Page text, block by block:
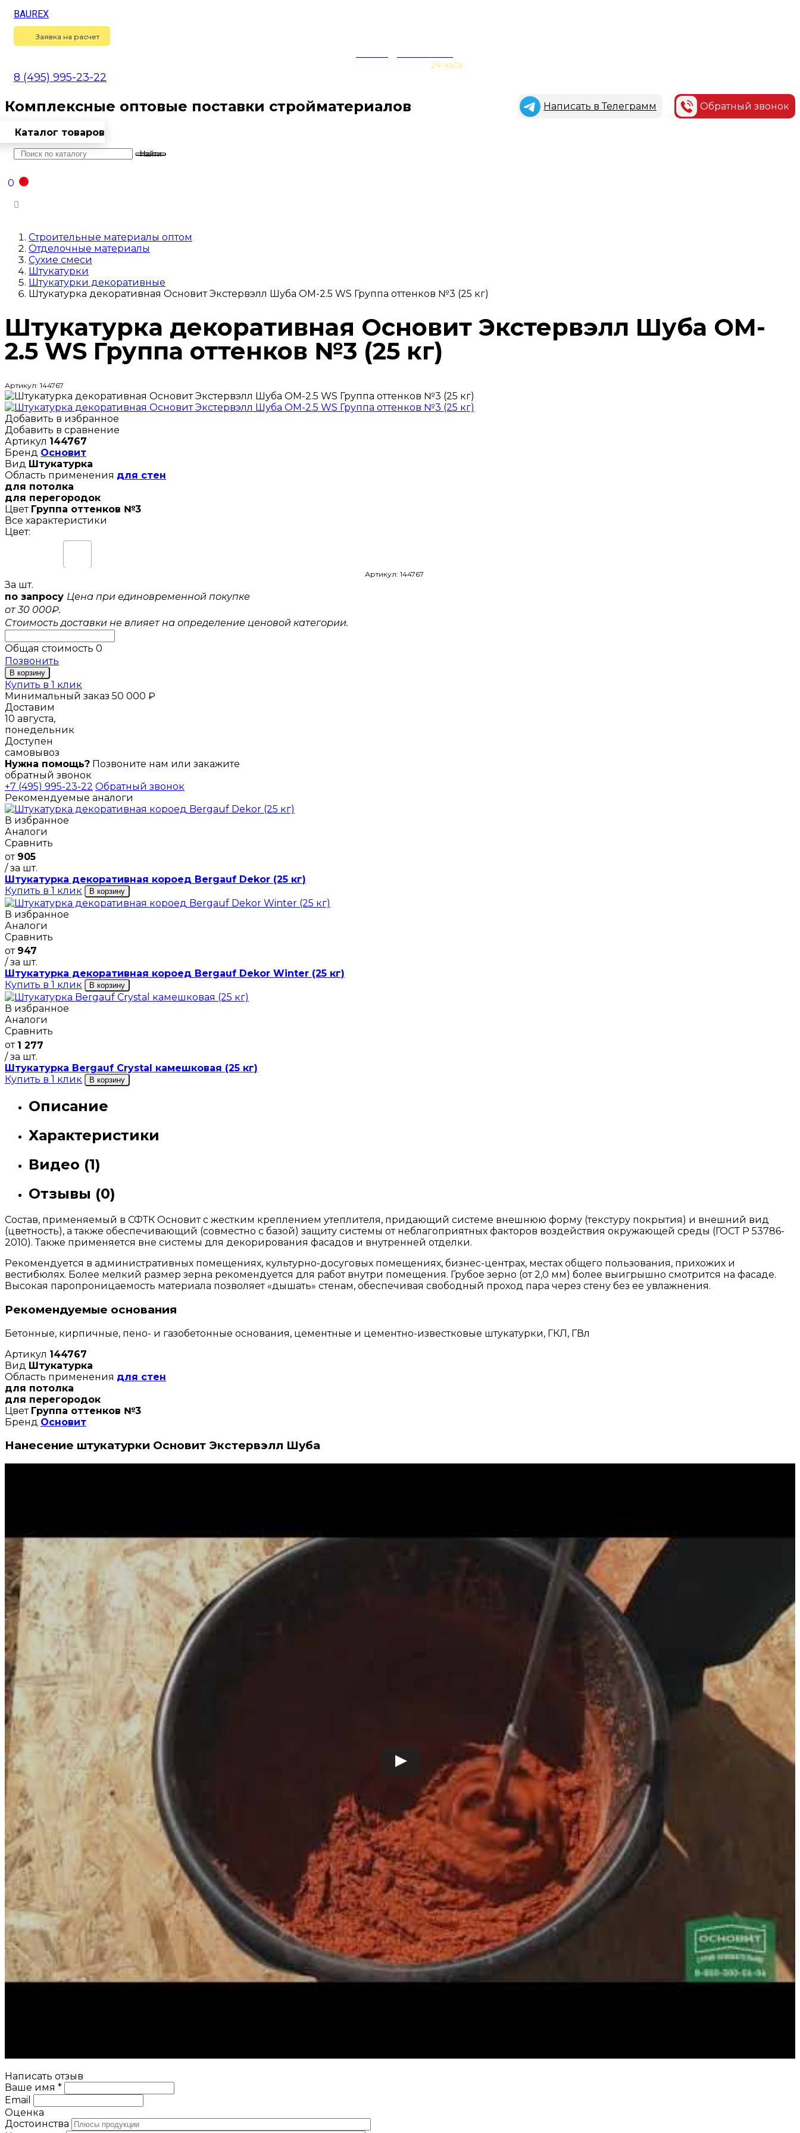
BAUREX
Заявка на расчет
24 часа
8 (495) 995-23-22
Комплексные оптовые поставки стройматериалов Написать в Телеграмм Обратный звонок
Каталог товаров
Найти
0
0
Строительные материалы оптом
Отделочные материалы
Сухие смеси
Штукатурки
Штукатурки декоративные
Штукатурка декоративная Основит Экстервэлл Шуба OM-2.5 WS Группа оттенков №3 (25 кг)
Штукатурка декоративная Основит Экстервэлл Шуба OM-
2.5 WS Группа оттенков №3 (25 кг)
Артикул: 144767
Добавить в избранное
Добавить в сравнение
Артикул 144767
Бренд Основит
Вид Штукатурка
Область применения для стен
для потолка
для перегородок
Цвет Группа оттенков №3
Все характеристики
Цвет:
Артикул: 144767
За шт.
по запросу Цена при единовременной покупке
от 30 000₽.
Стоимость доставки не влияет на определение ценовой категории.
Общая стоимость 0
Позвонить
В корзину
Купить в 1 клик
Минимальный заказ 50 000 ₽
Доставим
10 августа,
понедельник
Доступен
самовывоз
Нужна помощь? Позвоните нам или закажите
обратный звонок
+7 (495) 995-23-22 Обратный звонок
Рекомендуемые аналоги
В избранное
Аналоги
Сравнить
от 905
/ за шт.
Штукатурка декоративная короед Bergauf Dekor (25 кг)
Купить в 1 клик
В корзину
В избранное
Аналоги
Сравнить
от 947
/ за шт.
Штукатурка декоративная короед Bergauf Dekor Winter (25 кг)
Купить в 1 клик
В корзину
В избранное
Аналоги
Сравнить
от 1 277
/ за шт.
Штукатурка Bergauf Crystal камешковая (25 кг)
Купить в 1 клик
В корзину
Описание
Характеристики
Видео (1)
Отзывы (0)
Состав, применяемый в СФТК Основит с жестким креплением утеплителя, придающий системе внешнюю форму (текстуру покрытия) и внешний вид
(цветность), а также обеспечивающий (совместно с базой) защиту системы от неблагоприятных факторов воздействия окружающей среды (ГОСТ Р 53786-
2010). Также применяется вне системы для декорирования фасадов и внутренней отделки.
Рекомендуется в административных помещениях, культурно-досуговых помещениях, бизнес-центрах, местах общего пользования, прихожих и
вестибюлях. Более мелкий размер зерна рекомендуется для работ внутри помещения. Грубое зерно (от 2,0 мм) более выигрышно смотрится на фасаде.
Высокая паропроницаемость материала позволяет «дышать» стенам, обеспечивая свободный проход пара через стену без ее увлажнения.
Рекомендуемые основания
Бетонные, кирпичные, пено- и газобетонные основания, цементные и цементно-известковые штукатурки, ГКЛ, ГВл
Артикул 144767
Вид Штукатурка
Область применения для стен
для потолка
для перегородок
Цвет Группа оттенков №3
Бренд Основит
Нанесение штукатурки Основит Экстервэлл Шуба
Написать отзыв
Ваше имя *
Email
Оценка
Достоинства